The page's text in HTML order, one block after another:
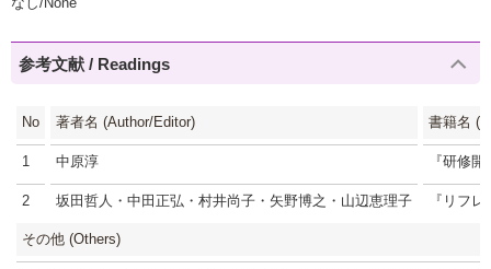
参考文献 / Readings
No 著者名 (Author/Editor) 書籍名
1 中原淳 『研修
2 坂田哲人・中田正弘・村井尚子・矢野博之・山辺恵理子 『リフ
その他 (Others)